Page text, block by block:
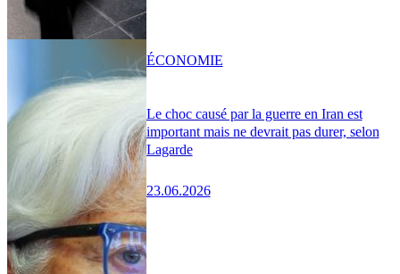
Le choc causé par la guerre en Iran est
important mais ne devrait pas durer, selon
Lagarde
23.06.2026
ÉCONOMIE